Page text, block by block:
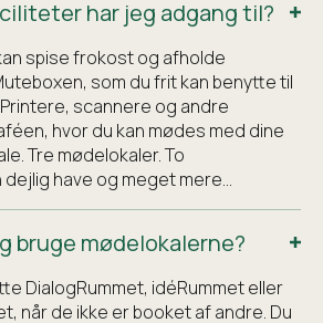
har jeg adgang til?
spise frokost og afholde
som du frit kan benytte til
scannere og andre
hvor du kan mødes med dine
Tre mødelokaler. To
have og meget mere...
bruge mødelokalerne?
DialogRummet, idéRummet eller
når de ikke er booket af andre. Du